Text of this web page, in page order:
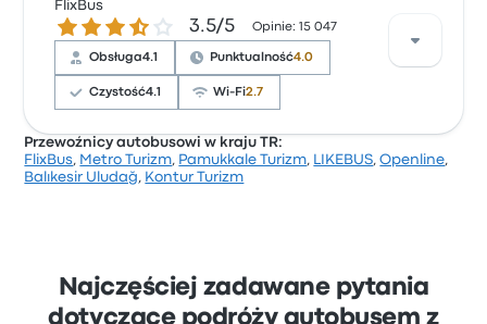
ocenę 4 gwiazdek. Podróżni szczególnie chwalili
obsługa i dostęp do biletów, ale często narzekali na
FlixBus
3.5 gwiazdek w skali do 5
3.5/5 Opinie: 15 047
Obsługa4.1 Punktualność4.0
Czystość4.1 Wi-Fi2.7
Na podstawie 15047 opinii firma otrzymała w Busbud
Przewoźnicy autobusowi w kraju TR:
FlixBus, Metro Turizm, Pamukkale Turizm, LIKEBUS,Openline,
Balıkesir Uludağ, Kontur Turizm
Najczęściej zadawane pytania
dotyczące podróży autobusem z